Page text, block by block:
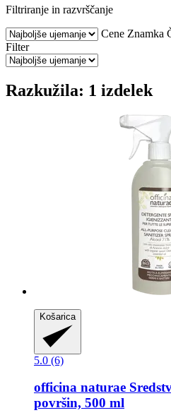
Filtriranje in razvrščanje
Cene Znamka
Filter
Razkužila: 1 izdelek
Košarica
5.0 (6)
officina naturae
površin, 500 ml